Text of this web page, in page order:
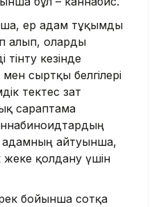
ер адам тұқымды
алып, оларды
кезінде
сыртқы белгілері
тектес зат
сараптама
адамның айтуынша,
жеке қолдану үшін
бойынша сотқа